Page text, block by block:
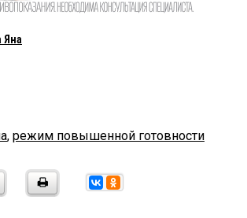
Яна
, режим повышенной готовности